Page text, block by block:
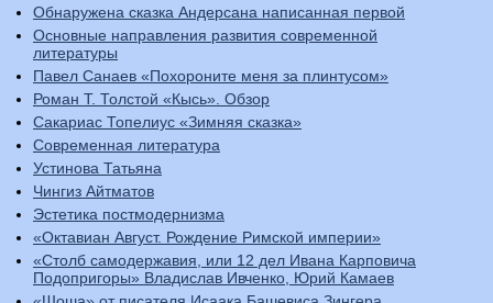
Обнаружена сказка Андерсана написанная первой
Основные направления развития современной
литературы
Павел Санаев «Похороните меня за плинтусом»
Роман Т. Толстой «Кысь». Обзор
Сакариас Топелиус «Зимняя сказка»
Современная литература
Устинова Татьяна
Чингиз Айтматов
Эстетика постмодернизма
«Октавиан Август. Рождение Римской империи»
«Столб самодержавия, или 12 дел Ивана Карповича
Подопригоры» Владислав Ивченко, Юрий Камаев